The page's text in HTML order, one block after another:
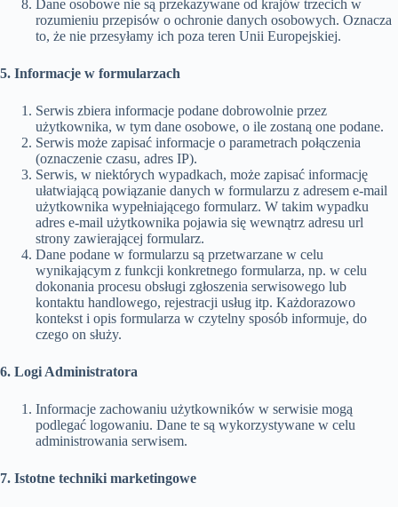
Dane osobowe nie są przekazywane od krajów trzecich w
rozumieniu przepisów o ochronie danych osobowych. Oznacza
to, że nie przesyłamy ich poza teren Unii Europejskiej.
5. Informacje w formularzach
Serwis zbiera informacje podane dobrowolnie przez
użytkownika, w tym dane osobowe, o ile zostaną one podane.
Serwis może zapisać informacje o parametrach połączenia
(oznaczenie czasu, adres IP).
Serwis, w niektórych wypadkach, może zapisać informację
ułatwiającą powiązanie danych w formularzu z adresem e-mail
użytkownika wypełniającego formularz. W takim wypadku
adres e-mail użytkownika pojawia się wewnątrz adresu url
strony zawierającej formularz.
Dane podane w formularzu są przetwarzane w celu
wynikającym z funkcji konkretnego formularza, np. w celu
dokonania procesu obsługi zgłoszenia serwisowego lub
kontaktu handlowego, rejestracji usług itp. Każdorazowo
kontekst i opis formularza w czytelny sposób informuje, do
czego on służy.
6. Logi Administratora
Informacje zachowaniu użytkowników w serwisie mogą
podlegać logowaniu. Dane te są wykorzystywane w celu
administrowania serwisem.
7. Istotne techniki marketingowe